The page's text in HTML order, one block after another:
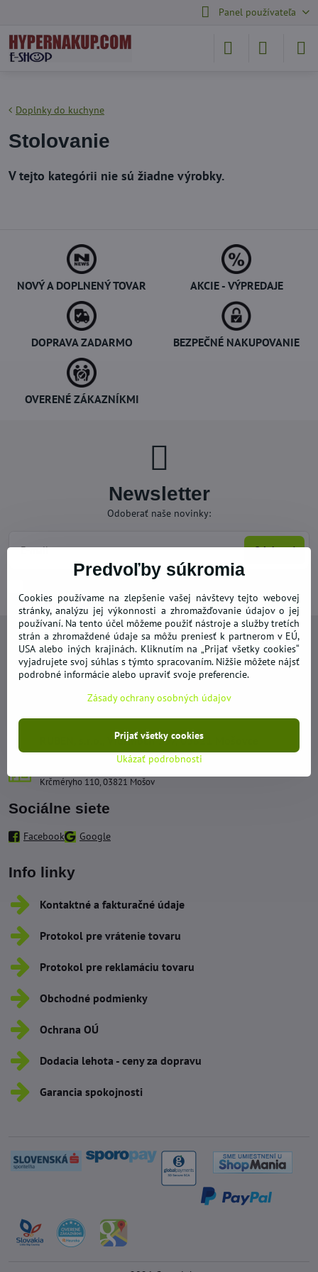
Panel používateľa
Doplnky do kuchyne
Stolovanie
NOVÝ A DOPLNENÝ TOVAR AKCIE - VÝPREDAJE
DOPRAVA ZADARMO BEZPEČNÉ NAKUPOVANIE
OVERENÉ ZÁKAZNÍKMI
Newsletter
Odoberať naše novinky:
Odoberať
Kontakty
+421 950 492 562
RUBEN, s​.r​.o​., Vidrmoch 137, 03821 Mošovce
Sklad - Odberné miesto
Krčméryho 110, 03821 Mošov
Sociálne siete
Facebook Google
Info linky
Kontaktné a fakturačné údaje
Protokol pre vrátenie tovaru
Protokol pre reklamáciu tovaru
Obchodné podmienky
Ochrana OÚ
Dodacia lehota - ceny za dopravu
Garancia spokojnosti
Predvoľby súkromia
Cookies používame na zlepšenie vašej návštevy tejto webovej
stránky, analýzu jej výkonnosti a zhromažďovanie údajov o jej
používaní. Na tento účel môžeme použiť nástroje a služby tretích
strán a zhromaždené údaje sa môžu preniesť k partnerom v EÚ,
USA alebo iných krajinách. Kliknutím na „Prijať všetky cookies“
vyjadrujete svoj súhlas s týmto spracovaním. Nižšie môžete nájsť
podrobné informácie alebo upraviť svoje preferencie.
Zásady ochrany osobných údajov
Ukázať podrobnosti
Prijať všetky cookies